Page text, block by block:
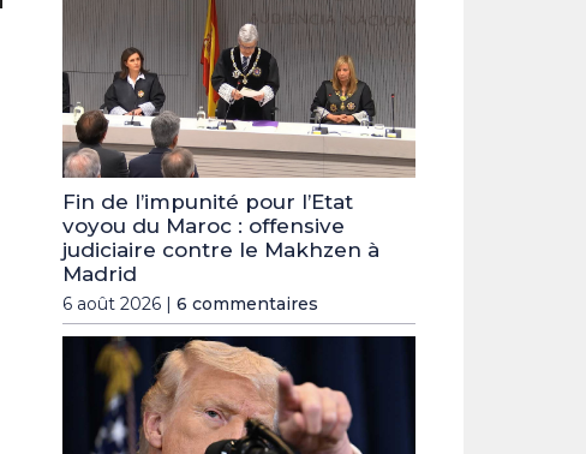
Fin de l’impunité pour l’Etat
voyou du Maroc : offensive
judiciaire contre le Makhzen à
Madrid
6 août 2026 | 6 commentaires